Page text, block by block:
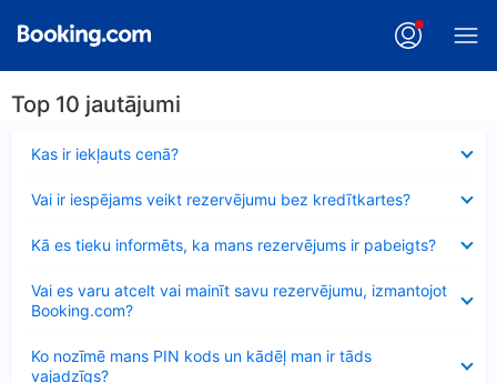
Top 10 jautājumi
Kas ir iekļauts cenā?
Vai ir iespējams veikt rezervējumu bez kredītkartes?
Kā es tieku informēts, ka mans rezervējums ir pabeigts?
Vai es varu atcelt vai mainīt savu rezervējumu, izmantojot
Booking.com?
Ko nozīmē mans PIN kods un kādēļ man ir tāds
vajadzīgs?